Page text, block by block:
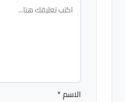
الاسم*